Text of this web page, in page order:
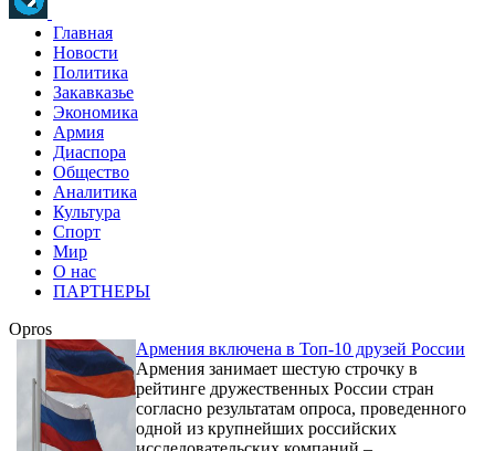
Главная
Новости
Политика
Закавказье
Экономика
Армия
Диаспора
Общество
Аналитика
Культура
Спорт
Мир
О нас
ПАРТНЕРЫ
Opros
Армения включена в Топ-10 друзей России
Армения занимает шестую строчку в
рейтинге дружественных России стран
согласно результатам опроса, проведенного
одной из крупнейших российских